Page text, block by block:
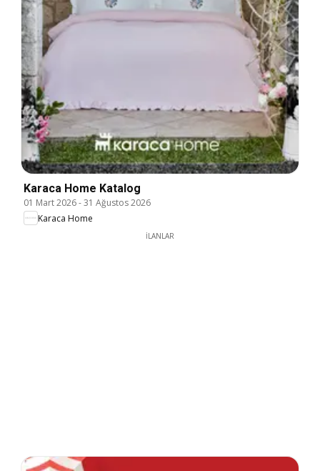
Karaca Home Katalog
01 Mart 2026-31 Ağustos 2026
Karaca Home
İLANLAR